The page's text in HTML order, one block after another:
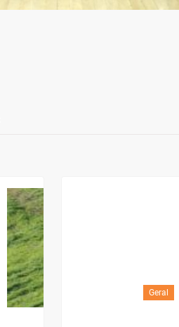
Geral